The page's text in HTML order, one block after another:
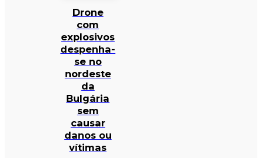
Drone
com
explosivos
despenha-
se no
nordeste
da
Bulgária
sem
causar
danos ou
vítimas